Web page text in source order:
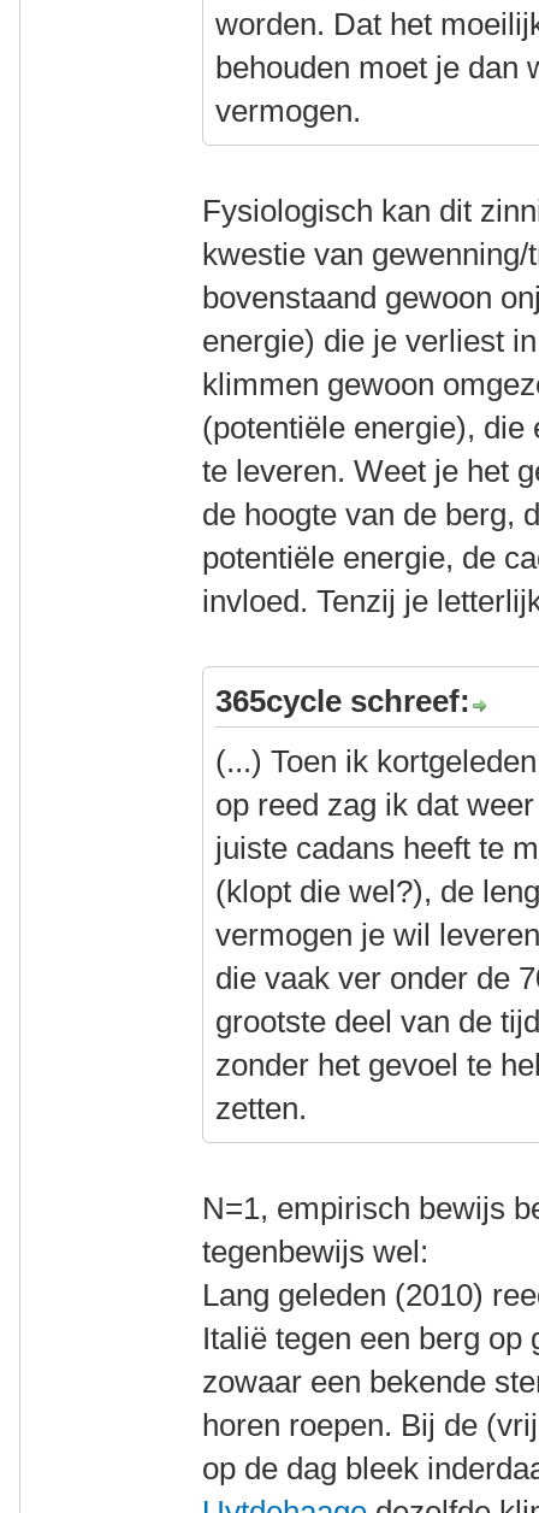
worden. Dat het
behouden moet je dan
vermogen.
Fysiologisch kan dit
kwestie van
bovenstaand gewoon
energie) die je verliest
klimmen gewoon
(potentiële energie),
te leveren. Weet je het
de hoogte van de berg,
potentiële energie, de
invloed. Tenzij je
365cycle schreef:
(...) Toen ik
op reed zag ik dat
juiste cadans heeft te
(klopt die wel?), de
vermogen je wil
die vaak ver onder de
grootste deel van de
zonder het gevoel te
zetten.
N=1, empirisch bewijs
tegenbewijs wel:
Lang geleden (2010)
Italië tegen een berg
zowaar een bekende
horen roepen. Bij de
op de dag bleek